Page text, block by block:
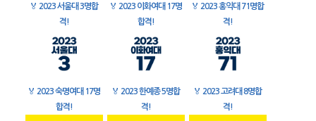
🏅 2023 서울대 3명합
격!
🏅 2023 이화여대 17명
합격!
🏅 2023 홍익대 71명합
격!
🏅 2023 숙명여대 17명
합격!
🏅 2023 한예종 5명합
격!
🏅 2023 고려대 8명합
격!